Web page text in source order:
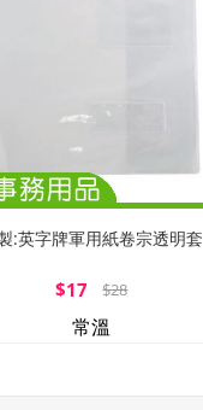
:英字牌軍用紙卷宗透明套
$17 $28
常溫